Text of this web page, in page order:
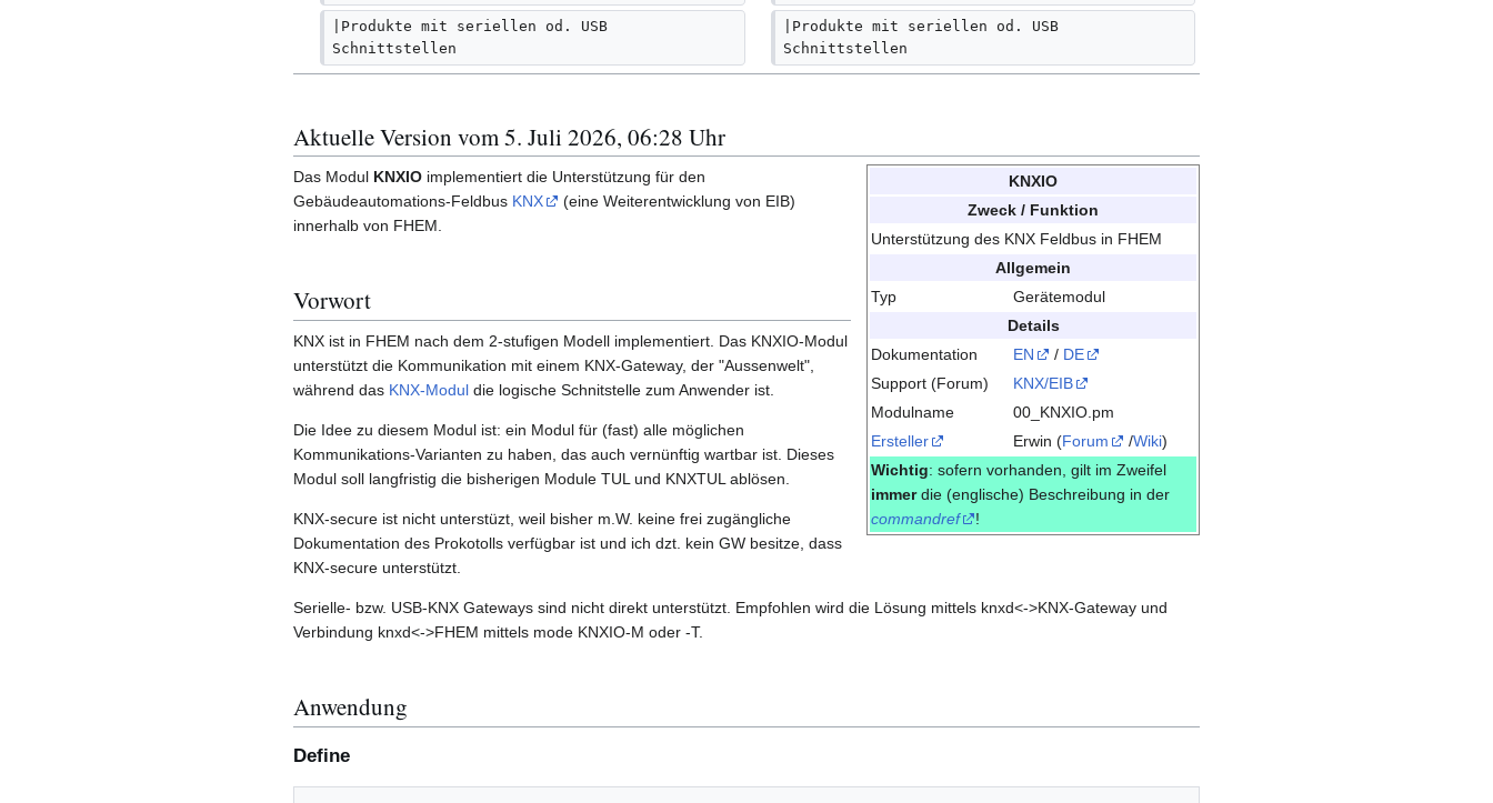
|Produkte mit seriellen od. USB
Schnittstellen
|Produkte mit seriellen od. USB
Schnittstellen
Aktuelle Version vom 5. Juli 2026, 06:28 Uhr
KNXIO
Zweck / Funktion
Unterstützung des KNX Feldbus in FHEM
Allgemein
Typ
Gerätemodul
Details
Dokumentation
EN / DE
Support (Forum)
KNX/EIB
Modulname
00_KNXIO.pm
Ersteller
Erwin (Forum /Wiki)
Wichtig: sofern vorhanden, gilt im Zweifel
immerdie (englische) Beschreibung in der
commandref
!
Das Modul KNXIO implementiert die Unterstützung für den
Gebäudeautomations-Feldbus KNX
(eine Weiterentwicklung von EIB)
innerhalb von FHEM.
Vorwort
KNX ist in FHEM nach dem 2-stufigen Modell implementiert. Das KNXIO-Modul
unterstützt die Kommunikation mit einem KNX-Gateway, der "Aussenwelt",
während das KNX-Modul die logische Schnitstelle zum Anwender ist.
Die Idee zu diesem Modul ist: ein Modul für (fast) alle möglichen
Kommunikations-Varianten zu haben, das auch vernünftig wartbar ist. Dieses
Modul soll langfristig die bisherigen Module TUL und KNXTUL ablösen.
KNX-secure ist nicht unterstüzt, weil bisher m.W. keine frei zugängliche
Dokumentation des Prokotolls verfügbar ist und ich dzt. kein GW besitze, dass
KNX-secure unterstützt.
Serielle- bzw. USB-KNX Gateways sind nicht direkt unterstützt. Empfohlen wird die Lösung mittels knxd<->KNX-Gateway und
Verbindung knxd<->FHEM mittels mode KNXIO-M oder -T.
Anwendung
Define